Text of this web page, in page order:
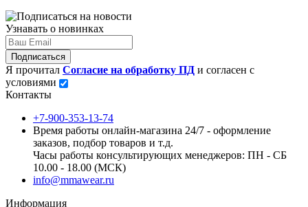
Узнавать о новинках
Подписаться
Я прочитал Согласие на обработку ПД и согласен с
условиями
Контакты
+7-900-353-13-74
Время работы онлайн-магазина 24/7 - оформление
заказов, подбор товаров и т.д.
Часы работы консультирующих менеджеров: ПН - СБ
10.00 - 18.00 (МСК)
info@mmawear.ru
Информация